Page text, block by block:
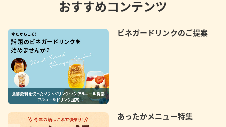
おすすめコンテンツ
ビネガードリンクのご提案
あったかメニュー特集